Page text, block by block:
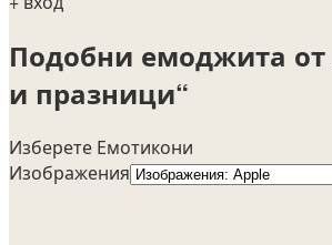
Подобни емоджита от
и празници“
Изберете Емотикони
Изображения